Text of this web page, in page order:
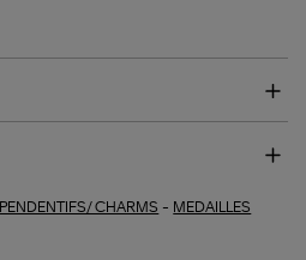
PENDENTIFS/ CHARMS - MEDAILLES